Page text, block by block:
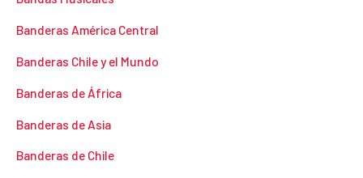
Banderas América Central
Banderas Chile y el Mundo
Banderas de África
Banderas de Asia
Banderas de Chile